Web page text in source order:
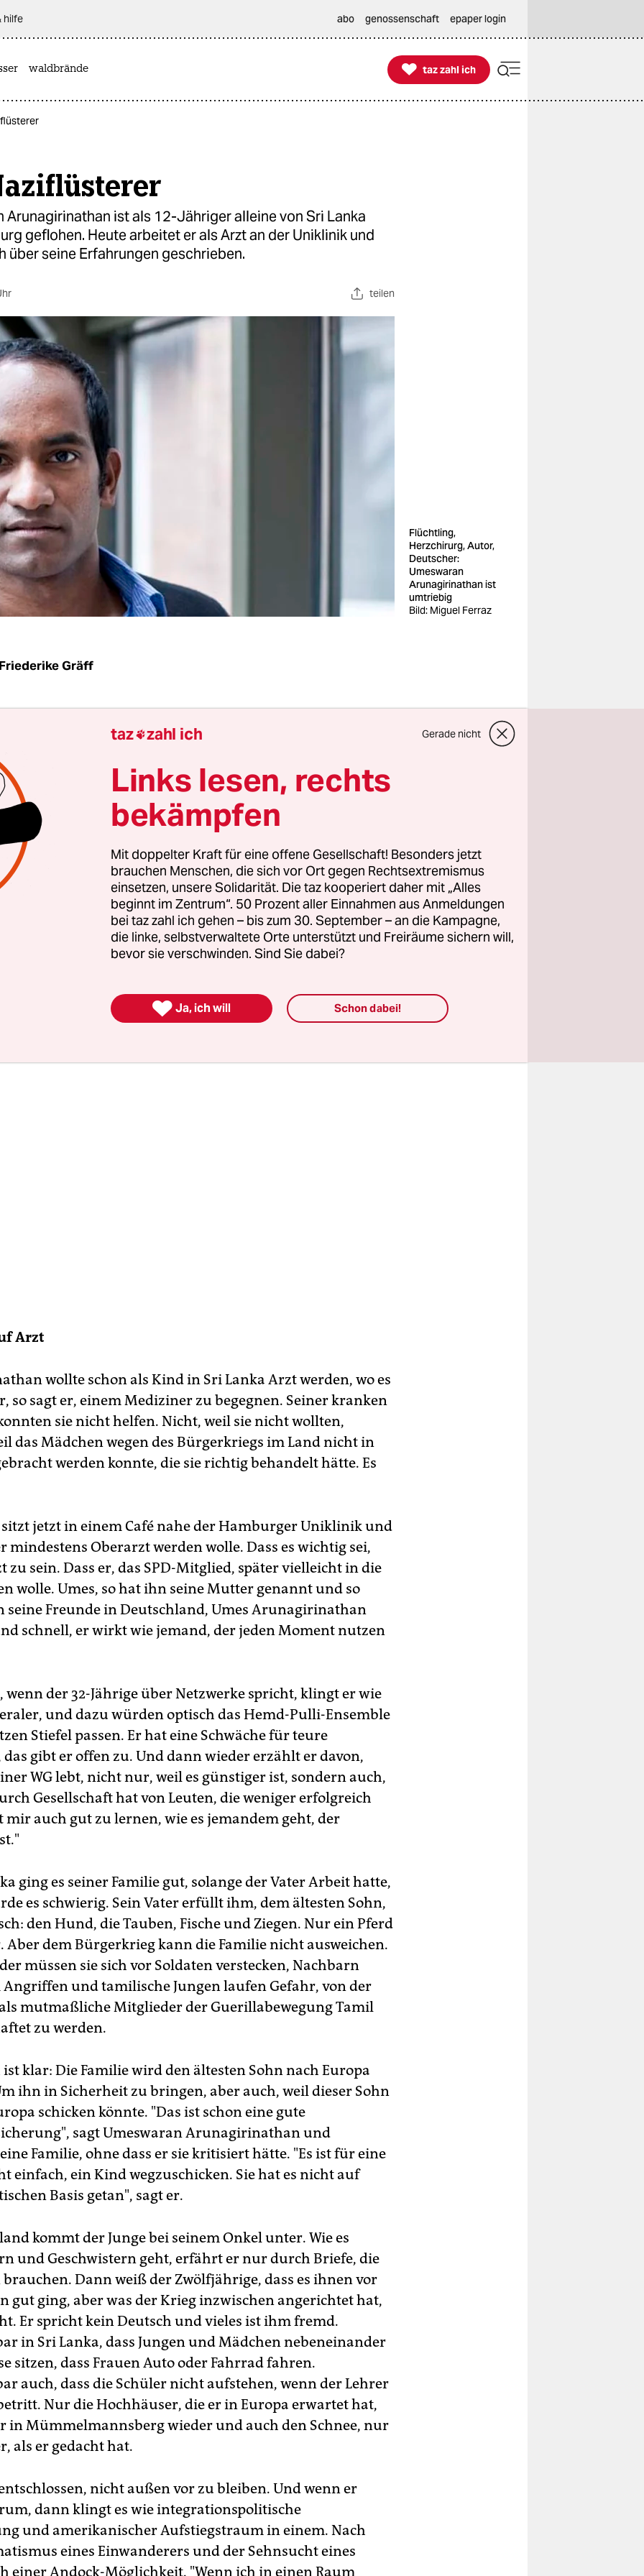
hilfe abo genossenschaft epaper login
waldbrände 
taz zahl ich
taz zahl ich
Arunagirinathan ist als 12-Jähriger alleine von Sri Lanka
geflohen. Heute arbeitet er als Arzt an der Uniklinik und
über seine Erfahrungen geschrieben.
teilen
Flüchtling,
Herzchirurg, Autor,
Deutscher:
Umeswaran
Arunagirinathan ist
umtriebig
Bild: Miguel Ferraz
Friederike Gräff
liest man eine kurze Notiz über sie in der Zeitung: Dann
Flüchtlingsbeirat die Abschiebehaft für minderjährige
Flüchtlinge oder eine Ministerin sagt, dass man die
flexibel handhaben müsse. Aber was weiß man schon über
Arunagirinathan hat ein Buch darüber geschrieben,
Flucht", heißt es, und auf dem Buchdeckel sieht man
auf der der Weg des 12-Jährigen rot eingezeichnet ist.
nach Hamburg, mit Umweg über Ghana, weil die
ersten Anlauf scheiterten. Es ist noch gar nicht so lange
Arunagirinathan seinem Onkel das Geld dafür
Europa zu kommen. Aber Arunagirinathan ist jetzt
an der Herzchirurgie der Hamburger Uniklinik und
Arzt
wollte schon als Kind in Sri Lanka Arzt werden, wo es
so sagt er, einem Mediziner zu begegnen. Seiner kranken
sie nicht helfen. Nicht, weil sie nicht wollten,
das Mädchen wegen des Bürgerkriegs im Land nicht in
werden konnte, die sie richtig behandelt hätte. Es
jetzt in einem Café nahe der Hamburger Uniklinik und
mindestens Oberarzt werden wolle. Dass es wichtig sei,
zu sein. Dass er, das SPD-Mitglied, später vielleicht in die
wolle. Umes, so hat ihn seine Mutter genannt und so
seine Freunde in Deutschland, Umes Arunagirinathan
schnell, er wirkt wie jemand, der jeden Moment nutzen
der 32-Jährige über Netzwerke spricht, klingt er wie
und dazu würden optisch das Hemd-Pulli-Ensemble
Stiefel passen. Er hat eine Schwäche für teure
gibt er offen zu. Und dann wieder erzählt er davon,
WG lebt, nicht nur, weil es günstiger ist, sondern auch,
Gesellschaft hat von Leuten, die weniger erfolgreich
mir auch gut zu lernen, wie es jemandem geht, der
ging es seiner Familie gut, solange der Vater Arbeit hatte,
es schwierig. Sein Vater erfüllt ihm, dem ältesten Sohn,
den Hund, die Tauben, Fische und Ziegen. Nur ein Pferd
Aber dem Bürgerkrieg kann die Familie nicht ausweichen.
müssen sie sich vor Soldaten verstecken, Nachbarn
Angriffen und tamilische Jungen laufen Gefahr, von der
mutmaßliche Mitglieder der Guerillabewegung Tamil
zu werden.
klar: Die Familie wird den ältesten Sohn nach Europa
ihn in Sicherheit zu bringen, aber auch, weil dieser Sohn
schicken könnte. "Das ist schon eine gute
sagt Umeswaran Arunagirinathan und
Familie, ohne dass er sie kritisiert hätte. "Es ist für eine
einfach, ein Kind wegzuschicken. Sie hat es nicht auf
Basis getan", sagt er.
kommt der Junge bei seinem Onkel unter. Wie es
und Geschwistern geht, erfährt er nur durch Briefe, die
brauchen. Dann weiß der Zwölfjährige, dass es ihnen vor
gut ging, aber was der Krieg inzwischen angerichtet hat,
Er spricht kein Deutsch und vieles ist ihm fremd.
in Sri Lanka, dass Jungen und Mädchen nebeneinander
sitzen, dass Frauen Auto oder Fahrrad fahren.
auch, dass die Schüler nicht aufstehen, wenn der Lehrer
Nur die Hochhäuser, die er in Europa erwartet hat,
in Mümmelmannsberg wieder und auch den Schnee, nur
als er gedacht hat.
nicht außen vor zu bleiben. Und wenn er
dann klingt es wie integrationspolitische
und amerikanischer Aufstiegstraum in einem. Nach
eines Einwanderers und der Sehnsucht eines
einer Andock-Möglichkeit. "Wenn ich in einen Raum
taz zahl ich Gerade nicht
Links lesen, rechts
bekämpfen
Mit doppelter Kraft für eine offene Gesellschaft! Besonders jetzt
brauchen Menschen, die sich vor Ort gegen Rechtsextremismus
einsetzen, unsere Solidarität. Die taz kooperiert daher mit „Alles
beginnt im Zentrum“. 50 Prozent aller Einnahmen aus Anmeldungen
bei taz zahl ich gehen – bis zum 30. September – an die Kampagne,
die linke, selbstverwaltete Orte unterstützt und Freiräume sichern will,
bevor sie verschwinden. Sind Sie dabei?
 Ja, ich will Schon dabei!